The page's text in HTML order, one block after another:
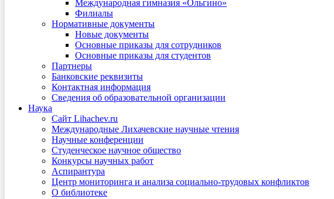
Международная гимназия «Ольгино»
Филиалы
Нормативные документы
Новые документы
Основные приказы для сотрудников
Основные приказы для студентов
Партнеры
Банковские реквизиты
Контактная информация
Сведения об образовательной организации
Наука
Сайт Lihachev.ru
Международные Лихачевские научные чтения
Научные конференции
Студенческое научное общество
Конкурсы научных работ
Аспирантура
Центр мониторинга и анализа социально-трудовых конфликтов
О библиотеке